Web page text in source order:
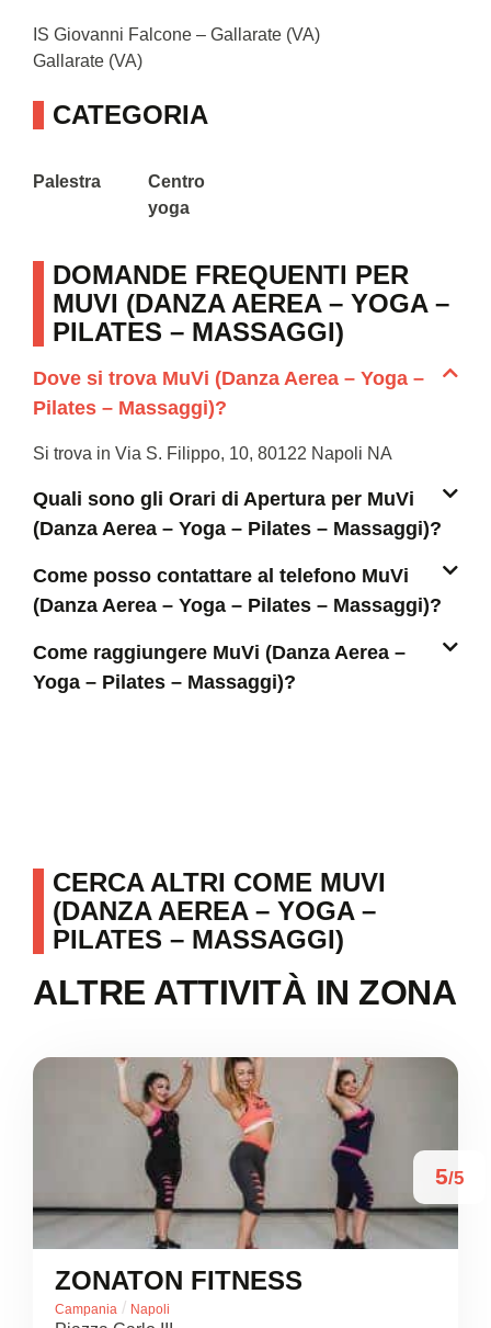
IS Giovanni Falcone – Gallarate (VA)
Gallarate (VA)
CATEGORIA
Palestra
Centro
yoga
DOMANDE FREQUENTI PER
MUVI (DANZA AEREA – YOGA –
PILATES – MASSAGGI)
Dove si trova MuVi (Danza Aerea – Yoga –
Pilates – Massaggi)?
Si trova in Via S. Filippo, 10, 80122 Napoli NA
Quali sono gli Orari di Apertura per MuVi
(Danza Aerea – Yoga – Pilates – Massaggi)?
Come posso contattare al telefono MuVi
(Danza Aerea – Yoga – Pilates – Massaggi)?
Come raggiungere MuVi (Danza Aerea –
Yoga – Pilates – Massaggi)?
CERCA ALTRI COME MUVI
(DANZA AEREA – YOGA –
PILATES – MASSAGGI)
ALTRE ATTIVITÀ IN ZONA
5/5
ZONATON FITNESS
Campania / Napoli